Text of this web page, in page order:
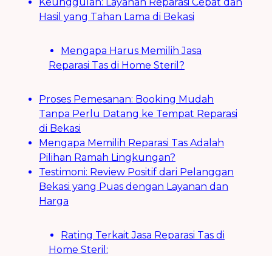
Hasil yang Tahan Lama di Bekasi
Mengapa Harus Memilih Jasa
Reparasi Tas di Home Steril?
Proses Pemesanan: Booking Mudah
Tanpa Perlu Datang ke Tempat Reparasi
di Bekasi
Mengapa Memilih Reparasi Tas Adalah
Pilihan Ramah Lingkungan?
Testimoni: Review Positif dari Pelanggan
Bekasi yang Puas dengan Layanan dan
Harga
Rating Terkait Jasa Reparasi Tas di
Home Steril: